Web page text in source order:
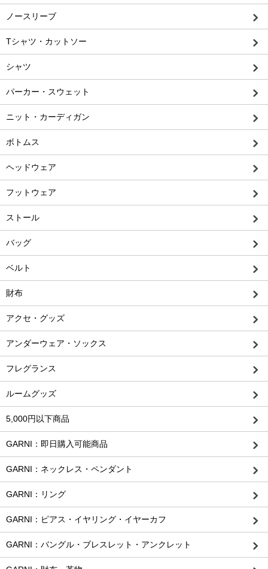
ノースリーブ
Tシャツ・カットソー
シャツ
パーカー・スウェット
ニット・カーディガン
ボトムス
ヘッドウェア
フットウェア
ストール
バッグ
ベルト
財布
アクセ・グッズ
アンダーウェア・ソックス
フレグランス
ルームグッズ
5,000円以下商品
GARNI：即日購入可能商品
GARNI：ネックレス・ペンダント
GARNI：リング
GARNI：ピアス・イヤリング・イヤーカフ
GARNI：バングル・ブレスレット・アンクレット